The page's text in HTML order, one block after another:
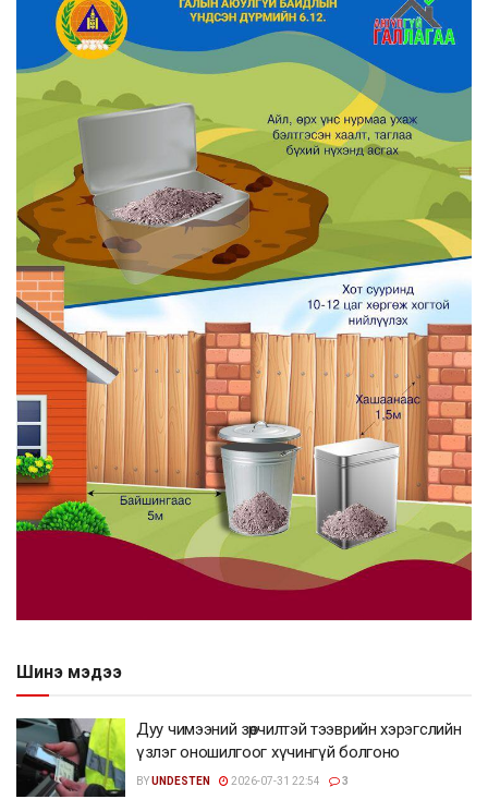
Шинэ мэдээ
Дуу чимээний зөрчилтэй тээврийн хэрэгслийн
үзлэг оношилгоог хүчингүй болгоно
BYUNDESTEN 2026-07-31 22:54 3